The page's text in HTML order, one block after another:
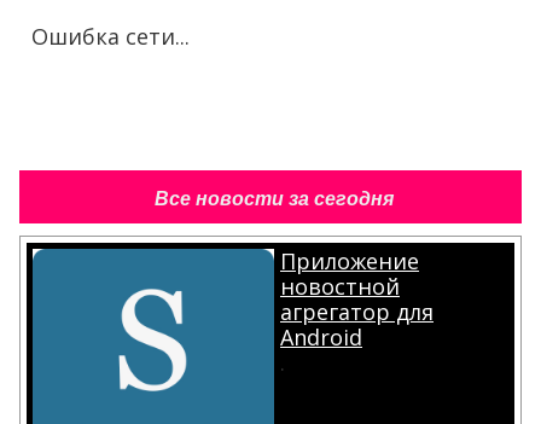
Ошибка сети...
Все новости за сегодня
Приложение
новостной
агрегатор для
Android
.